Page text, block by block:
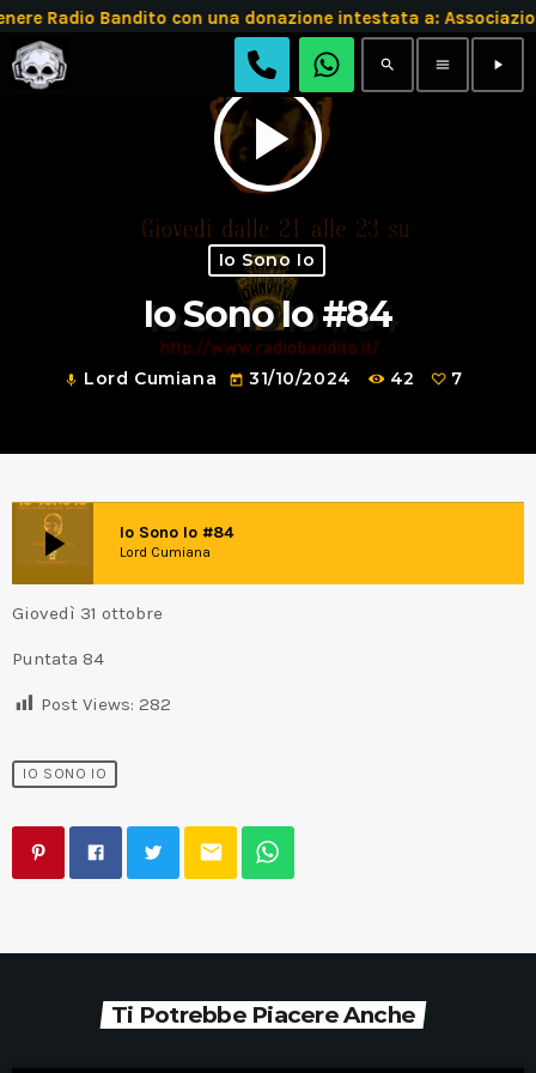
Bandito con una donazione intestata a:
search menu play_arrow
play_arrow
Io Sono Io
Io Sono Io #84
mic Lord Cumiana today 31/10/2024 42 7
play_arrow Io Sono Io #84
Lord Cumiana
Giovedì 31 ottobre
Puntata 84
Post Views: 282
IO SONO IO
email
Ti Potrebbe Piacere Anche